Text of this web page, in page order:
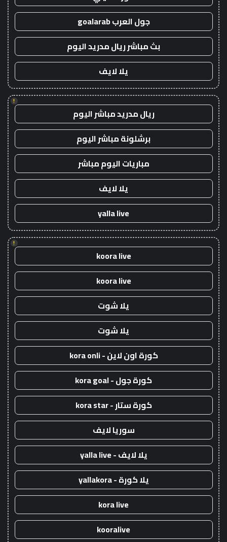
جول العرب goalarab
بث مباشر ريال مدريد اليوم
يلا لايف
!
ريال مدريد مباشر اليوم
برشلونة مباشر اليوم
مباريات اليوم مباشر
يلا لايف
yalla live
!
koora live
koora live
يلا شوت
يلا شوت
كورة اون لاين - kora onli
كورة جول - kora goal
كورة ستار - kora star
سوريا لايف
يلا لايف - yalla live
يلا كورة - yallakora
kora live
kooralive